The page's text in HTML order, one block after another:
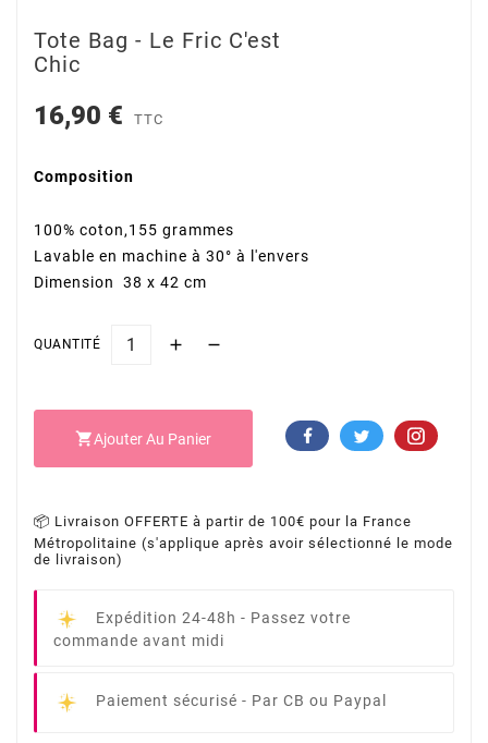
Tote Bag - Le Fric C'est
Chic
16,90 € TTC
Composition
100% coton,155 grammes
Lavable en machine à 30° à l'envers
Dimension 38 x 42 cm
QUANTITÉ
Ajouter Au Panier
📦 Livraison OFFERTE à partir de 100€ pour la France
Métropolitaine (s'applique après avoir sélectionné le mode
de livraison)
Expédition 24-48h - Passez votre
commande avant midi
Paiement sécurisé - Par CB ou Paypal